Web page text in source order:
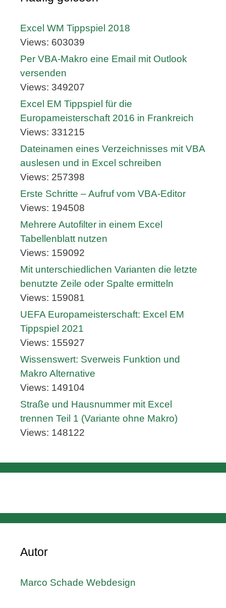
Excel WM Tippspiel 2018
Views: 603039
Per VBA-Makro eine Email mit Outlook
versenden
Views: 349207
Excel EM Tippspiel für die
Europameisterschaft 2016 in Frankreich
Views: 331215
Dateinamen eines Verzeichnisses mit VBA
auslesen und in Excel schreiben
Views: 257398
Erste Schritte – Aufruf vom VBA-Editor
Views: 194508
Mehrere Autofilter in einem Excel
Tabellenblatt nutzen
Views: 159092
Mit unterschiedlichen Varianten die letzte
benutzte Zeile oder Spalte ermitteln
Views: 159081
UEFA Europameisterschaft: Excel EM
Tippspiel 2021
Views: 155927
Wissenswert: Sverweis Funktion und
Makro Alternative
Views: 149104
Straße und Hausnummer mit Excel
trennen Teil 1 (Variante ohne Makro)
Views: 148122
Autor
Marco Schade Webdesign